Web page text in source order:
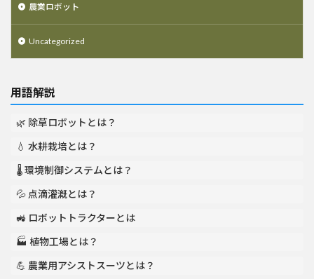
農業ロボット
Uncategorized
用語解説
🌿 除草ロボットとは？
💧 水耕栽培とは？
🌡️ 環境制御システムとは？
💦 点滴灌漑とは？
🚜 ロボットトラクターとは
🏭 植物工場とは？
💪 農業用アシストスーツとは？